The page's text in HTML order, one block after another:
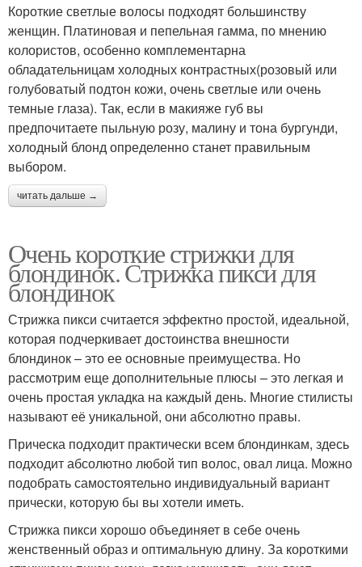
Короткие светлые волосы подходят большинству
женщин. Платиновая и пепельная гамма, по мнению
колористов, особенно комплементарна
обладательницам холодных контрастных(розовый или
голубоватый подтон кожи, очень светлые или очень
темные глаза). Так, если в макияже губ вы
предпочитаете пыльную розу, малину и тона бургунди,
холодный блонд определенно станет правильным
выбором.
читать дальше →
Очень короткие стрижки для
блондинок. Стрижка пикси для
блондинок
Стрижка пикси считается эффектно простой, идеальной,
которая подчеркивает достоинства внешности
блондинок – это ее основные преимущества. Но
рассмотрим еще дополнительные плюсы – это легкая и
очень простая укладка на каждый день. Многие стилисты
называют её уникальной, они абсолютно правы.
Прическа подходит практически всем блондинкам, здесь
подходит абсолютно любой тип волос, овал лица. Можно
подобрать самостоятельно индивидуальный вариант
прически, которую бы вы хотели иметь.
Стрижка пикси хорошо объединяет в себе очень
женственный образ и оптимальную длину. За короткими